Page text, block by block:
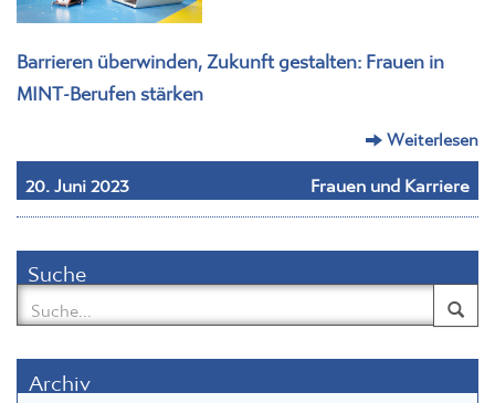
Barrieren überwinden, Zukunft gestalten: Frauen in
MINT-Berufen stärken
Weiterlesen
20. Juni 2023 Frauen und Karriere
Suche
Archiv